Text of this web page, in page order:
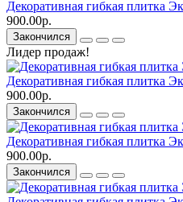
Декоративная гибкая плитка
900.00р.
Закончился
Лидер продаж!
Декоративная гибкая плитка
900.00р.
Закончился
Декоративная гибкая плитка
900.00р.
Закончился